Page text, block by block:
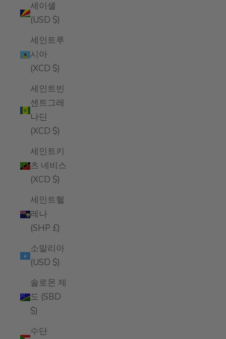
세이셸
(USD $)
세인트루
시아
(XCD $)
세인트빈
센트그레
나딘
(XCD $)
세인트키
츠 네비스
(XCD $)
세인트헬
레나
(SHP £)
소말리아
(USD $)
솔로몬 제
도 (SBD
$)
수단